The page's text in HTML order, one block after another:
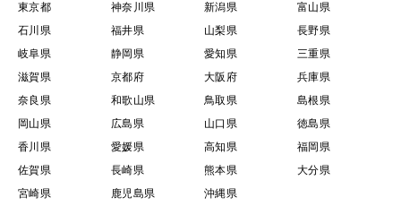
東京都
神奈川県 新潟県
富山県
石川県
福井県 山梨県
長野県
岐阜県
静岡県 愛知県
三重県
滋賀県
京都府 大阪府
兵庫県
奈良県
和歌山県 鳥取県
島根県
岡山県
広島県 山口県
徳島県
香川県
愛媛県 高知県
福岡県
佐賀県
長崎県 熊本県
大分県
宮崎県
鹿児島県 沖縄県